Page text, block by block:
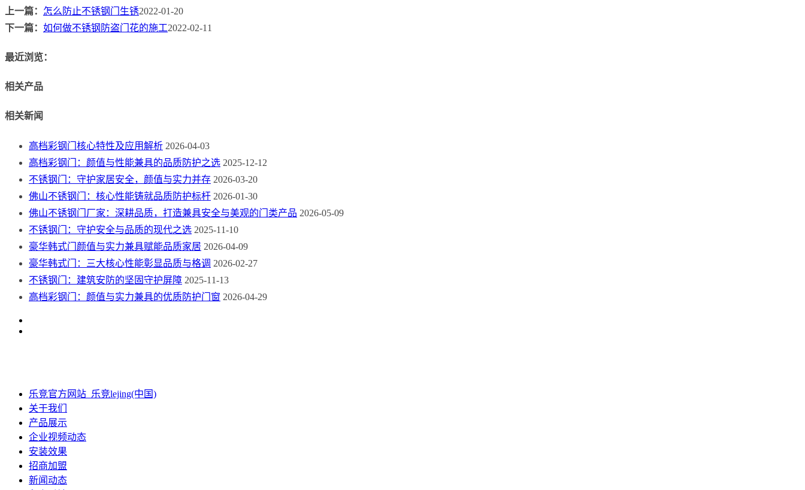
上一篇： 怎么防止不锈钢门生锈2022-01-20
下一篇： 如何做不锈钢防盗门花的施工2022-02-11
最近浏览：
相关产品
相关新闻
高档彩钢门核心特性及应用解析 2026-04-03
高档彩钢门：颜值与性能兼具的品质防护之选 2025-12-12
不锈钢门：守护家居安全，颜值与实力并存 2026-03-20
佛山不锈钢门：核心性能铸就品质防护标杆 2026-01-30
佛山不锈钢门厂家：深耕品质，打造兼具安全与美观的门类产品 2026-05-09
不锈钢门：守护安全与品质的现代之选 2025-11-10
豪华韩式门颜值与实力兼具赋能品质家居 2026-04-09
豪华韩式门：三大核心性能彰显品质与格调 2026-02-27
不锈钢门：建筑安防的坚固守护屏障 2025-11-13
高档彩钢门：颜值与实力兼具的优质防护门窗 2026-04-29
乐竞官方网站_乐竞lejing(中国)
关于我们
产品展示
企业视频动态
安装效果
招商加盟
新闻动态